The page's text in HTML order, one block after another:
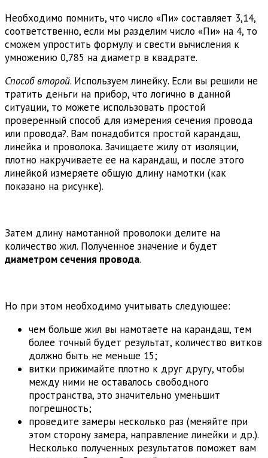
Необходимо помнить, что число «Пи» составляет 3,14,
соответственно, если мы разделим число «Пи» на 4, то
сможем упростить формулу и свести вычисления к
умножению 0,785 на диаметр в квадрате.
Способ второй. Используем линейку. Если вы решили не
тратить деньги на прибор, что логично в данной
ситуации, то можете использовать простой
проверенный способ для измерения сечения провода
или провода?. Вам понадобится простой карандаш,
линейка и проволока. Зачищаете жилу от изоляции,
плотно накручиваете ее на карандаш, и после этого
линейкой измеряете общую длину намотки (как
показано на рисунке).
Затем длину намотанной проволоки делите на
количество жил. Полученное значение и будет
диаметром сечения провода.
Но при этом необходимо учитывать следующее:
чем больше жил вы намотаете на карандаш, тем
более точный будет результат, количество витков
должно быть не меньше 15;
витки прижимайте плотно к друг другу, чтобы
между ними не оставалось свободного
пространства, это значительно уменьшит
погрешность;
проведите замеры несколько раз (меняйте при
этом сторону замера, направление линейки и др.).
Несколько полученных результатов поможет вам